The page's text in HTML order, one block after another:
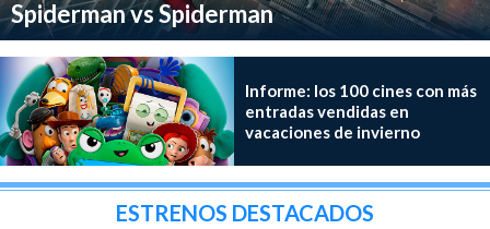
Spiderman vs Spiderman
Informe: los 100 cines con más
entradas vendidas en
vacaciones de invierno
ESTRENOS DESTACADOS